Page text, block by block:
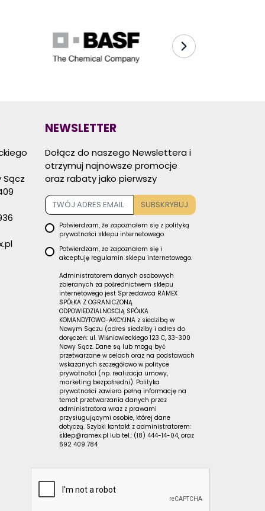
Sącz
NEWSLETTER
Dołącz do naszego Newslettera i
otrzymuj najnowsze promocje
oraz rabaty jako pierwszy
SUBSKRYBUJ
Potwierdzam, że zapoznałem się z polityką
prywatności sklepu internetowego.
Potwierdzam, że zapoznałem się i
akceptuję regulamin sklepu internetowego.
Administratorem danych osobowych
zbieranych za pośrednictwem sklepu
internetowego jest Sprzedawca RAMEX
SPÓŁKA Z OGRANICZONĄ
ODPOWIEDZIALNOŚCIĄ SPÓŁKA
KOMANDYTOWO-AKCYJNA z siedzibą w
Nowym Sączu (adres siedziby i adres do
doręczeń: ul. Wiśniowieckiego 123 C, 33-300
Nowy Sącz. Dane są lub mogą być
przetwarzane w celach oraz na podstawach
wskazanych szczegółowo w polityce
prywatności (np. realizacja umowy,
marketing bezpośredni). Polityka
prywatności zawiera pełną informację na
temat przetwarzania danych przez
administratora wraz z prawami
przysługującymi osobie, której dane
dotyczą. Szybki kontakt z administratorem:
sklep@ramex.pl lub tel.: (18) 444-14-04, oraz
692 409 784